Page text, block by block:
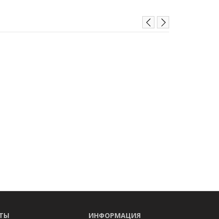
ИНФОРМАЦИЯ